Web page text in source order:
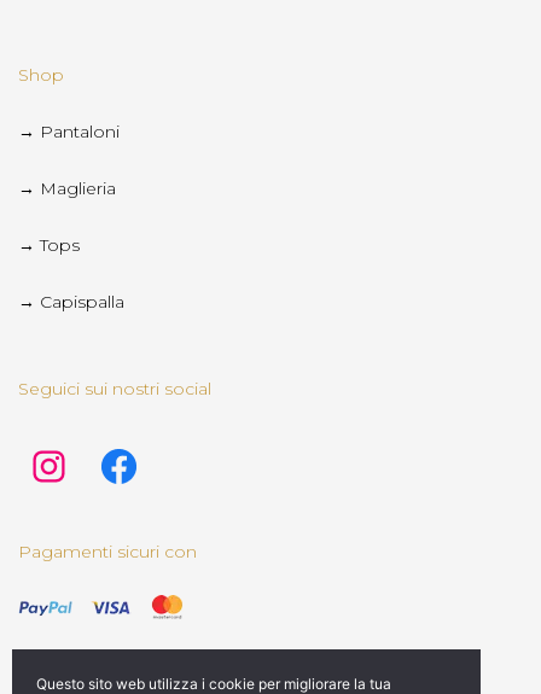
Shop
→ Pantaloni
→ Maglieria
→ Tops
→ Capispalla
Seguici sui nostri social
Pagamenti sicuri con
Questo sito web utilizza i cookie per migliorare la tua